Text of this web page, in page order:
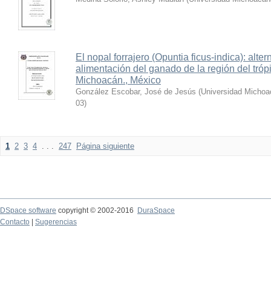
El nopal forrajero (Opuntia ficus-indica):
alimentación del ganado de la región del
Michoacán., México
González Escobar, José de Jesús (Universidad
03)
1 2 3 4 . . . 247 Página siguiente
DSpace software copyright © 2002-2016
DuraSpace
Contacto
Sugerencias